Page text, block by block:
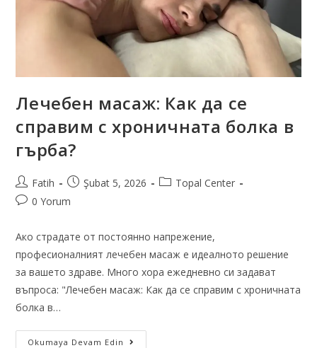
Лечебен масаж: Как да се
справим с хроничната болка в
гърба?
Fatih Şubat 5, 2026
Topal Center
0 Yorum
Ако страдате от постоянно напрежение,
професионалният лечебен масаж е идеалното решение
за вашето здраве. Много хора ежедневно си задават
въпроса: "Лечебен масаж: Как да се справим с хроничната
болка в…
Okumaya Devam Edin